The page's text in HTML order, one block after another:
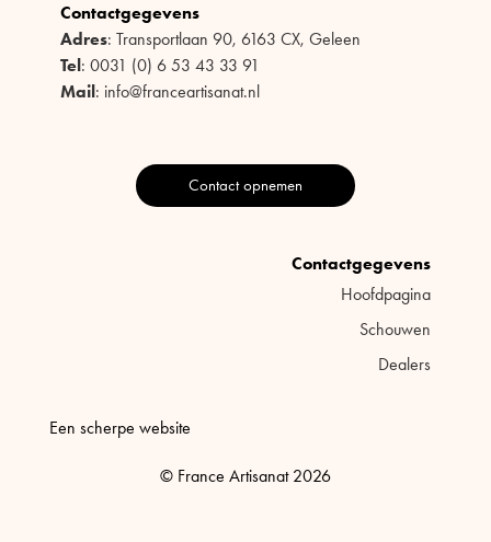
Contactgegevens
Adres: Transportlaan 90, 6163 CX, Geleen
Tel: 0031 (0) 6 53 43 33 91
Mail: info@franceartisanat.nl
Contact opnemen
Contactgegevens
Hoofdpagina
Schouwen
Dealers
Een scherpe website
© France Artisanat 2026